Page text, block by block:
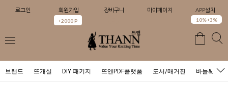
로그인 회원가입
+2000 P
장바구니 마이페이지 APP설치
10%+3%
브랜드 뜨개실 DIY 패키지 뜨앤PDF플랫폼 도서/매거진 바늘&도구